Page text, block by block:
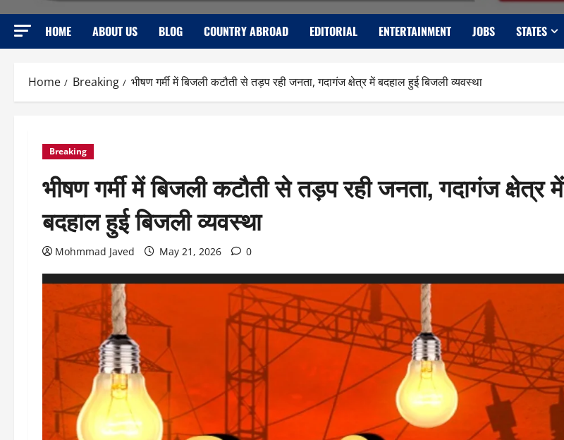
HOME ABOUT US BLOG COUNTRY ABROAD EDITORIAL ENTERTAINMENT JOBS STATES
Home Breaking भीषण गर्मी में बिजली कटौती से तड़प रही जनता, गदागंज क्षेत्र में बदहाल हुई बिजली व्यवस्था
Breaking
भीषण गर्मी में बिजली कटौती से तड़प रही जनता, गदागंज क्षेत्र में
बदहाल हुई बिजली व्यवस्था
Mohmmad Javed May 21, 2026 0